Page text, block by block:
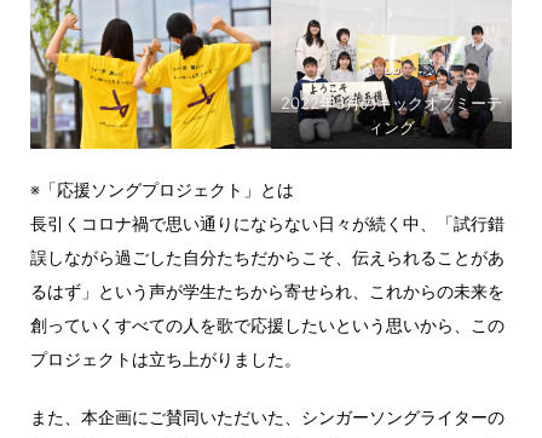
2022年3月のキックオフミーテ
ィング
※「応援ソングプロジェクト」とは
長引くコロナ禍で思い通りにならない日々が続く中、「試行錯
誤しながら過ごした自分たちだからこそ、伝えられることがあ
るはず」という声が学生たちから寄せられ、これからの未来を
創っていくすべての人を歌で応援したいという思いから、この
プロジェクトは立ち上がりました。
また、本企画にご賛同いただいた、シンガーソングライターの